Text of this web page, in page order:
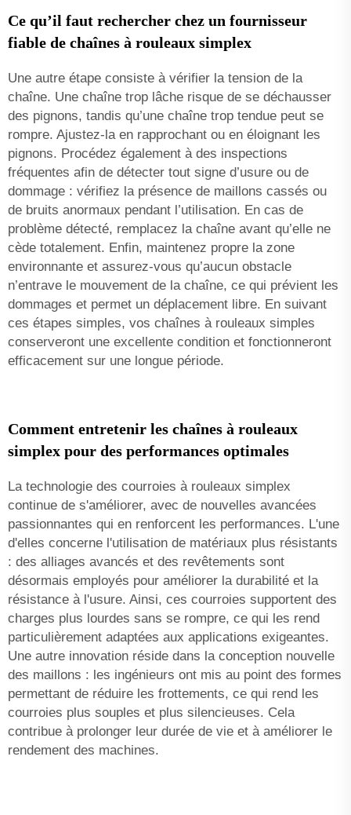
Ce qu’il faut rechercher chez un fournisseur
fiable de chaînes à rouleaux simplex
Une autre étape consiste à vérifier la tension de la
chaîne. Une chaîne trop lâche risque de se déchausser
des pignons, tandis qu’une chaîne trop tendue peut se
rompre. Ajustez-la en rapprochant ou en éloignant les
pignons. Procédez également à des inspections
fréquentes afin de détecter tout signe d’usure ou de
dommage : vérifiez la présence de maillons cassés ou
de bruits anormaux pendant l’utilisation. En cas de
problème détecté, remplacez la chaîne avant qu’elle ne
cède totalement. Enfin, maintenez propre la zone
environnante et assurez-vous qu’aucun obstacle
n’entrave le mouvement de la chaîne, ce qui prévient les
dommages et permet un déplacement libre. En suivant
ces étapes simples, vos chaînes à rouleaux simples
conserveront une excellente condition et fonctionneront
efficacement sur une longue période.
Comment entretenir les chaînes à rouleaux
simplex pour des performances optimales
La technologie des courroies à rouleaux simplex
continue de s'améliorer, avec de nouvelles avancées
passionnantes qui en renforcent les performances. L'une
d'elles concerne l'utilisation de matériaux plus résistants
: des alliages avancés et des revêtements sont
désormais employés pour améliorer la durabilité et la
résistance à l'usure. Ainsi, ces courroies supportent des
charges plus lourdes sans se rompre, ce qui les rend
particulièrement adaptées aux applications exigeantes.
Une autre innovation réside dans la conception nouvelle
des maillons : les ingénieurs ont mis au point des formes
permettant de réduire les frottements, ce qui rend les
courroies plus souples et plus silencieuses. Cela
contribue à prolonger leur durée de vie et à améliorer le
rendement des machines.